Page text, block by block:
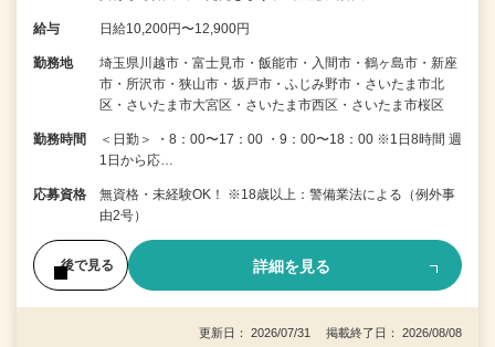
給与 日給10,200円〜12,900円
勤務地
埼玉県川越市・富士見市・飯能市・入間市・鶴ヶ島市・新座
市・所沢市・狭山市・坂戸市・ふじみ野市・さいたま市北
区・さいたま市大宮区・さいたま市西区・さいたま市桜区
勤務時間
＜日勤＞ ・8：00〜17：00 ・9：00〜18：00 ※1日8時間 週
1日から応…
応募資格
無資格・未経験OK！ ※18歳以上：警備業法による（例外事
由2号）
後で見る 詳細を見る
更新日： 2026/07/31 掲載終了日： 2026/08/08